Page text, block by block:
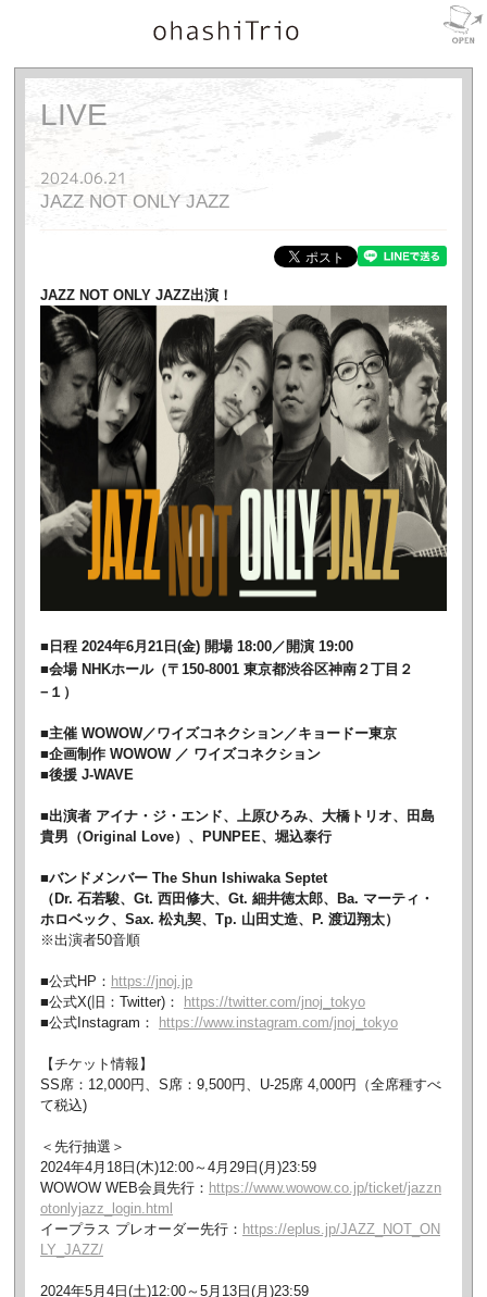
LIVE
2024.06.21
JAZZ NOT ONLY JAZZ
JAZZ NOT ONLY JAZZ出演！
■日程 2024年6月21日(金) 開場 18:00／開演 19:00
■会場 NHKホール（〒150-8001 東京都渋谷区神南２丁目２
−１）
■主催 WOWOW／ワイズコネクション／キョードー東京
■企画制作 WOWOW ／ ワイズコネクション
■後援 J-WAVE
■出演者 アイナ・ジ・エンド、上原ひろみ、大橋トリオ、田島
貴男（Original Love）、PUNPEE、堀込泰行
■バンドメンバー The Shun Ishiwaka Septet
（Dr. 石若駿、Gt. 西田修大、Gt. 細井徳太郎、Ba. マーティ・
ホロベック、Sax. 松丸契、Tp. 山田丈造、P. 渡辺翔太）
※出演者50音順
■公式HP： https://jnoj.jp
■公式X(旧：Twitter)： https://twitter.com/jnoj_tokyo
■公式Instagram： https://www.instagram.com/jnoj_tokyo
【チケット情報】
SS席：12,000円、S席：9,500円、U-25席 4,000円（全席種すべ
て税込)
＜先行抽選＞
2024年4月18日(木)12:00～4月29日(月)23:59
WOWOW WEB会員先行： https://www.wowow.co.jp/ticket/jazzn
otonlyjazz_login.html
イープラス プレオーダー先行： https://eplus.jp/JAZZ_NOT_ON
LY_JAZZ/
2024年5月4日(土)12:00～5月13日(月)23:59